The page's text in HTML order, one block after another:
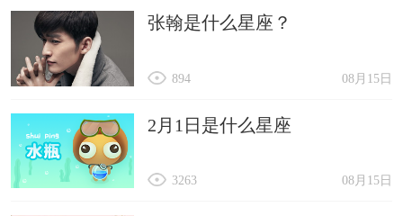
张翰是什么星座？
08月15日
894
2月1日是什么星座
08月15日
3263